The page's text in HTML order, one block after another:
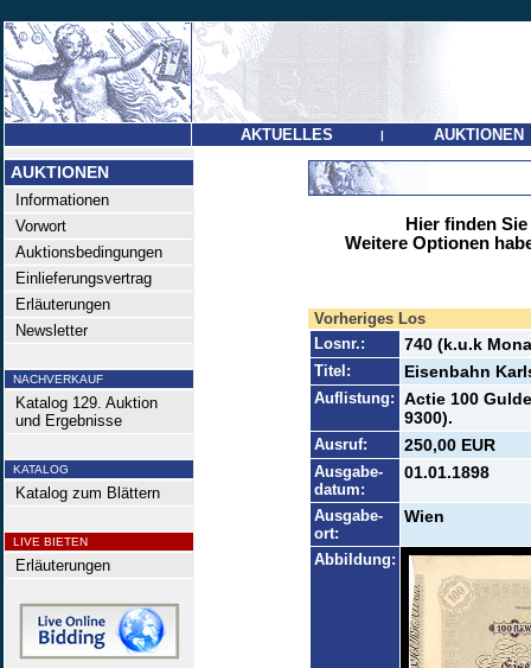
AKTUELLES | AUKTIONEN
AUKTIONEN
Informationen
Vorwort
Auktionsbedingungen
Einlieferungsvertrag
Erläuterungen
Newsletter
NACHVERKAUF
Katalog 129. Auktion
und Ergebnisse
KATALOG
Katalog zum Blättern
LIVE BIETEN
Erläuterungen
Hier finden
Weitere Optionen
Vorheriges Los
Losnr.:
740 (k.u.k
Titel: Eisenbahn
Auflistung: Actie 100
9300).
Ausruf: 250,00 EUR
Ausgabe-
datum:
01.01.1898
Ausgabe-
ort:
Wien
Abbildung: